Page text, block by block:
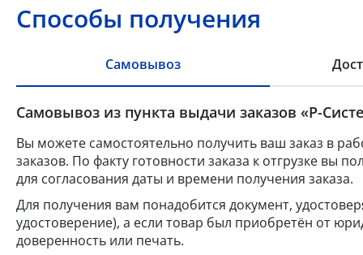
Способы получения
Самовывоз
Самовывоз из пункта выдачи заказов «Р-
Вы можете самостоятельно получить ваш заказ в
заказов. По факту готовности заказа к отгрузке вы
для согласования даты и времени получения заказа.
Для получения вам понадобится документ,
удостоверение), а если товар был приобретён от
доверенность или печать.